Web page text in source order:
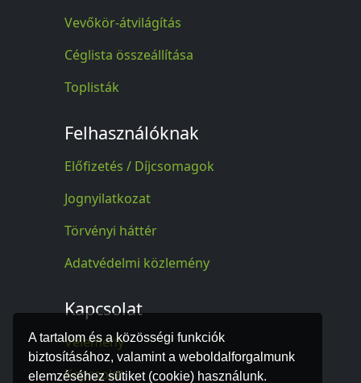
A tartalom és a közösségi funkciók
biztosításához, valamint a weboldalforgalmunk
elemzéséhez sütiket (cookie) használunk.
Vevőkör-átvilágítás
Céglista összeállítása
Toplisták
Felhasználóknak
Előfizetés / Díjcsomagok
Jognyilatkozat
Törvényi háttér
Adatvédelmi közlemény
Kapcsolat
Vélemény
Kapcsolat